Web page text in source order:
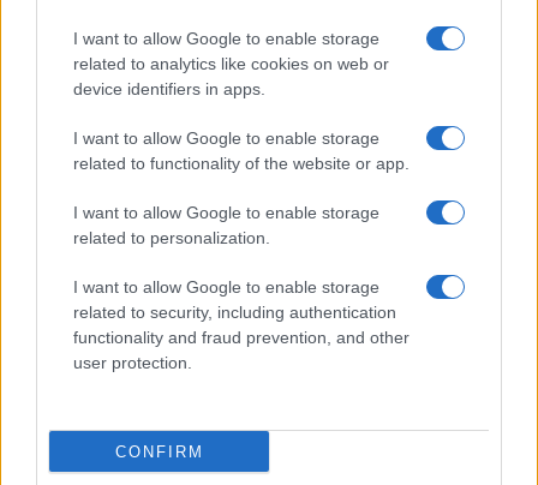
I want to allow Google to enable storage
related to analytics like cookies on web or
device identifiers in apps.
I want to allow Google to enable storage
related to functionality of the website or app.
I want to allow Google to enable storage
related to personalization.
I want to allow Google to enable storage
related to security, including authentication
functionality and fraud prevention, and other
user protection.
CONFIRM
SyBTC
(SYBTC)
$85,763.00
Bitcoin $65,044.00
Ethereum
kpk ETH Yield
(KPK ETH YIELD)
$2,030.62
$0.999